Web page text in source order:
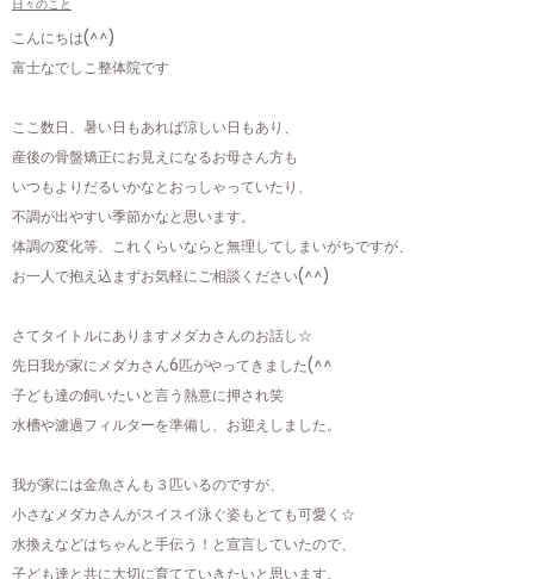
日々のこと
こんにちは(^^)
富士なでしこ整体院です
ここ数日、暑い日もあれば涼しい日もあり、
産後の骨盤矯正にお見えになるお母さん方も
いつもよりだるいかなとおっしゃっていたり、
不調が出やすい季節かなと思います。
体調の変化等、これくらいならと無理してしまいがちですが、
お一人で抱え込まずお気軽にご相談ください(^^)
さてタイトルにありますメダカさんのお話し☆
先日我が家にメダカさん6匹がやってきました(^^
子ども達の飼いたいと言う熱意に押され笑
水槽や濾過フィルターを準備し、お迎えしました。
我が家には金魚さんも３匹いるのですが、
小さなメダカさんがスイスイ泳ぐ姿もとても可愛く☆
水換えなどはちゃんと手伝う！と宣言していたので、